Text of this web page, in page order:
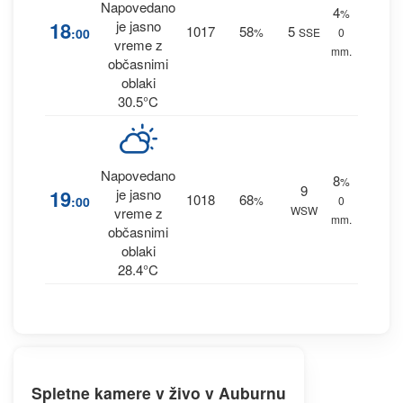
18:00
Napovedano
je jasno
vreme z
občasnimi
oblaki
30.5°C
1017 58% 5 SSE
4%
0
mm.
19:00
Napovedano
je jasno
vreme z
občasnimi
oblaki
28.4°C
1018 68%
9
WSW
8%
0
mm.
Spletne kamere v živo v Auburnu